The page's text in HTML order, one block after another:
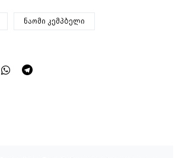
ნაომი კემპბელი